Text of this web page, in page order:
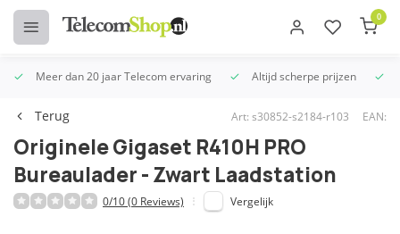
0
Meer dan 20 jaar Telecom ervaring Altijd scherpe prijzen
Terug Art: s30852-s2184-r103 EAN:
Originele Gigaset R410H PRO
Bureaulader - Zwart Laadstation
0/10 (0 Reviews) Vergelijk